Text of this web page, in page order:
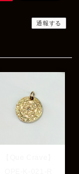
通報する